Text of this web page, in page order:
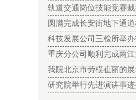
轨道交通岗位技能竞赛
圆满完成长安街地下通
科技发展公司三检所举
重庆分公司顺利完成两
我院北京市劳模崔丽的
研究院举行先进演讲事